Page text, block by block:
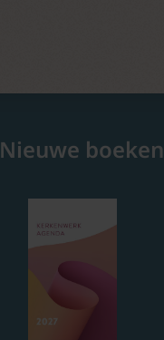
Nieuwe boeken